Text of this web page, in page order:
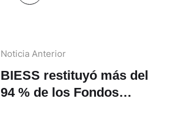
Noticia Anterior
BIESS restituyó más del
94 % de los Fondos